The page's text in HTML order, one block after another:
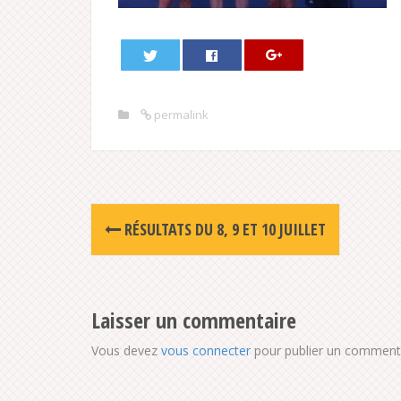
permalink
Post
navigation
RÉSULTATS DU 8, 9 ET 10 JUILLET
Laisser un commentaire
Vous devez vous connecter pour publier un